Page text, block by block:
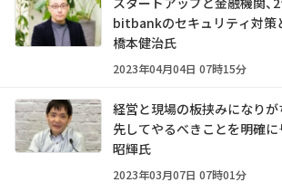
bitbankのセキュリティ対策と
橋本健治氏
2023年04月04日 07時15分
経営と現場の板挟みになりが
先してやるべきことを明確に
昭輝氏
2023年03月07日 07時01分